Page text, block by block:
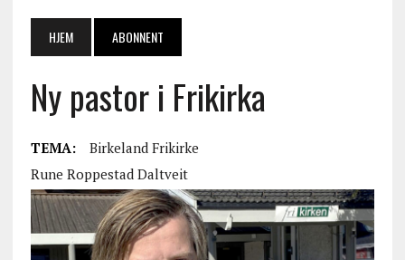
HJEM ABONNENT
Ny pastor i Frikirka
TEMA:
Birkeland Frikirke
Rune Roppestad Daltveit